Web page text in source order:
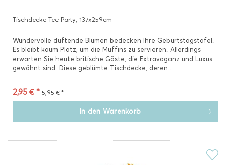
Tischdecke Tee Party, 137x259cm
Wundervolle duftende Blumen bedecken Ihre Geburtstagstafel.
Es bleibt kaum Platz, um die Muffins zu servieren. Allerdings
erwarten Sie heute britische Gäste, die Extravaganz und Luxus
gewöhnt sind. Diese geblümte Tischdecke, deren...
2,95 € * 5,95 € *
In den Warenkorb